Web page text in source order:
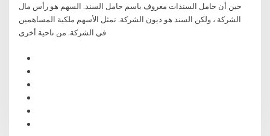
حين أن حامل السندات معروف باسم حامل السند. السهم هو رأس مال
الشركة ، ولكن السند هو ديون الشركة. تمثل الأسهم ملكية المساهمين
في الشركة. من ناحية أخرى